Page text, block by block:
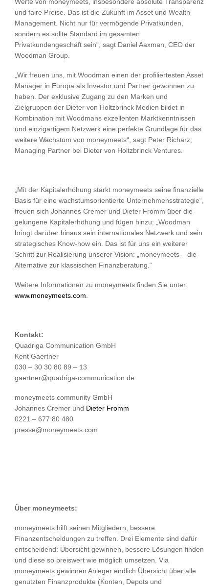
und faire Preise. Das ist die Zukunft im Asset und Wealth
Management. Nicht nur für vermögende Privatkunden,
sondern es sollte Standard im gesamten
Privatkundengeschäft sein“, sagt Daniel Aaxman, CEO der
Woodman Group.
„Wir freuen uns, mit Woodman einen der profiliertesten Asset
Manager in Europa als Investor und Partner gewonnen zu
haben. Der exklusive Zugang zu den Marken und
Zielgruppen der Dieter von Holtzbrinck Medien bildet in
Kombination mit Woodmans exzellenten Marktkenntnissen
und einzigartigem Netzwerk eine perfekte Grundlage für das
weitere Wachstum von moneymeets“, sagt Peter Richarz,
Managing Partner bei Dieter von Holtzbrinck Ventures.
„Mit der Kapitalerhöhung stärkt moneymeets seine finanzielle
Basis für eine wachstumsorientierte Unternehmensstrategie“,
freuen sich Johannes Cremer und Dieter Fromm über die
gelungene Kapitalerhöhung und fügen hinzu: „Woodman
bringt darüber hinaus sein internationales Netzwerk und sein
strategisches Know-how ein. Das ist für uns ein weiterer
Schritt zur Realisierung unserer Vision: „moneymeets – die
Alternative zur klassischen Finanzberatung.“
Weitere Informationen zu moneymeets finden Sie unter:
www.moneymeets.com
Kontakt:
Quadriga Communication GmbH
Kent Gaertner
030 – 30 30 80 89 – 13
gaertner@quadriga-communication.de
moneymeets community GmbH
Johannes Cremer und Dieter Fromm
0221 – 677 80 480
presse@moneymeets.com
Über moneymeets:
moneymeets hilft seinen Mitgliedern, bessere
Finanzentscheidungen zu treffen. Drei Elemente sind dafür
entscheidend: Übersicht gewinnen, bessere Lösungen finden
und diese so preiswert wie möglich umsetzen. Via
moneymeets gewinnen Anleger endlich Übersicht über alle
genutzten Finanzprodukte (Konten, Depots und